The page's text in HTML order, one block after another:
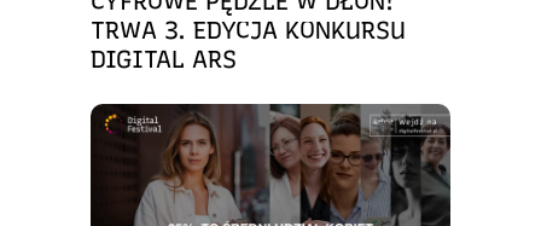
TRWA 3. EDYCJA KONKURSU
DIGITAL ARS